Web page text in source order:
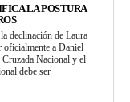
LA POSTURA
declinación de Laura
oficialmente a Daniel
Nacional y el
debe ser